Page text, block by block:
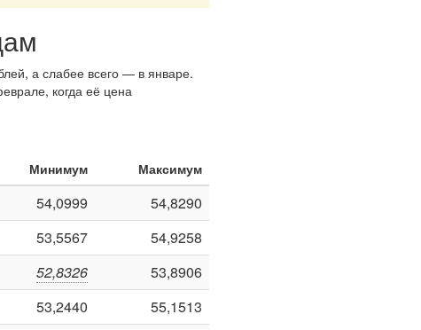
а слабее всего — в январе.
когда её цена
Минимум Максимум
54,0999
54,8290
53,5567
54,9258
52,8326
53,8906
53,2440
55,1513